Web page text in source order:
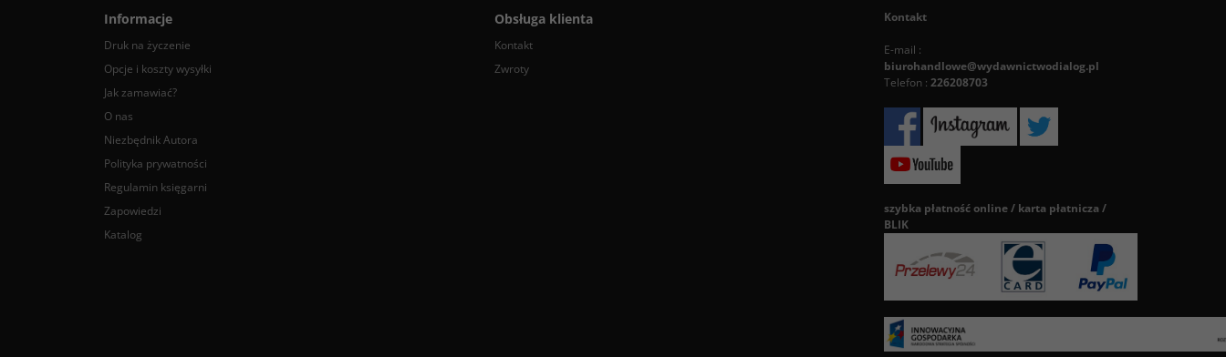
Informacje
Druk na życzenie
Opcje i koszty wysyłki
Jak zamawiać?
O nas
Niezbędnik Autora
Polityka prywatności
Regulamin księgarni
Zapowiedzi
Katalog
Obsługa klienta
Kontakt
Zwroty
Kontakt
E-mail :
biurohandlowe@wydawnictwodialog.pl
Telefon : 226208703
szybka płatność online / karta płatnicza /
BLIK